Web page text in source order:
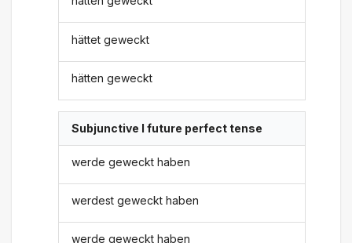
hättet geweckt
hätten geweckt
Subjunctive I future perfect tense
werde geweckt haben
werdest geweckt haben
werde geweckt haben